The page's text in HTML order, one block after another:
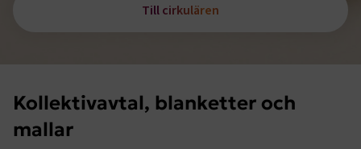
Till cirkulären
Kollektivavtal, blanketter och
mallar